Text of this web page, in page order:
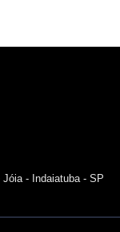
- Indaiatuba - SP